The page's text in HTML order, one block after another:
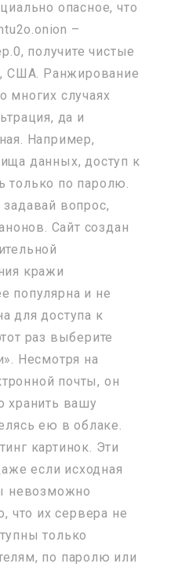
опасное, что
–
получите чистые
США. Ранжирование
многих случаях
да и
Например,
данных, доступ к
по паролю.
вопрос,
Сайт создан
кражи
популярна и не
для доступа к
раз выберите
Несмотря на
почты, он
хранить вашу
ею в облаке.
картинок. Эти
если исходная
невозможно
что их сервера не
только
по паролю или